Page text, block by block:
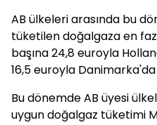
AB ülkeleri arasında bu
tüketilen doğalgaza en
başına 24,8 euroyla
16,5 euroyla Danimarka'da
Bu dönemde AB üyesi
uygun doğalgaz tüketimi